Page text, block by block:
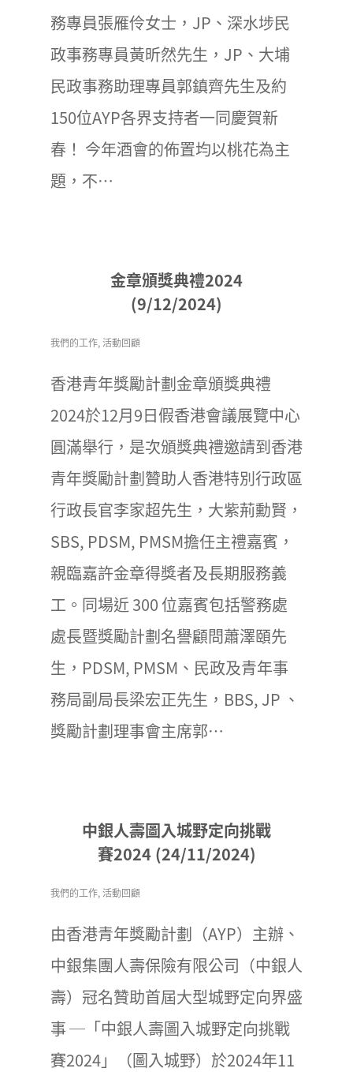
務專員張雁伶女士，JP、深水埗民
政事務專員黃昕然先生，JP、大埔
民政事務助理專員郭鎮齊先生及約
150位AYP各界支持者一同慶賀新
春！ 今年酒會的佈置均以桃花為主
題，不…
金章頒獎典禮2024
(9/12/2024)
我們的工作, 活動回顧
香港青年獎勵計劃金章頒獎典禮
2024於12月9日假香港會議展覽中心
圓滿舉行，是次頒獎典禮邀請到香港
青年獎勵計劃贊助人香港特別行政區
行政長官李家超先生，大紫荊勳賢，
SBS, PDSM, PMSM擔任主禮嘉賓，
親臨嘉許金章得獎者及長期服務義
工。同場近 300 位嘉賓包括警務處
處長暨獎勵計劃名譽顧問蕭澤頤先
生，PDSM, PMSM、民政及青年事
務局副局長梁宏正先生，BBS, JP 、
獎勵計劃理事會主席郭…
中銀人壽圖入城野定向挑戰
賽2024 (24/11/2024)
我們的工作, 活動回顧
由香港青年獎勵計劃（AYP）主辦、
中銀集團人壽保險有限公司（中銀人
壽）冠名贊助首屆大型城野定向界盛
事 ─「中銀人壽圖入城野定向挑戰
賽2024」（圖入城野）於2024年11